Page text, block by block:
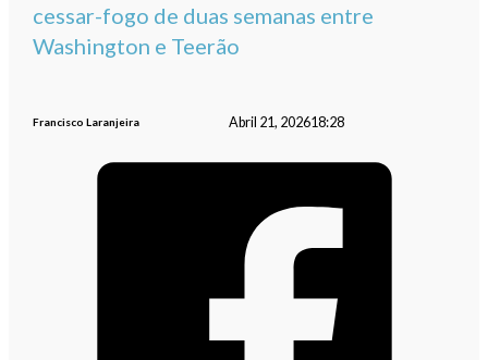
cessar-fogo de duas semanas entre
Washington e Teerão
Francisco Laranjeira Abril 21, 202618:28